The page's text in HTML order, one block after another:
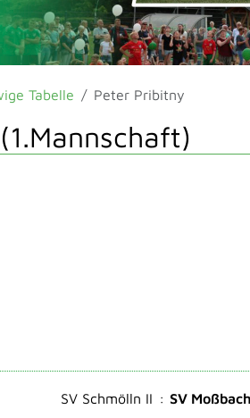
Tabelle Peter Pribitny
SV Schmölln II : SV Moßbach